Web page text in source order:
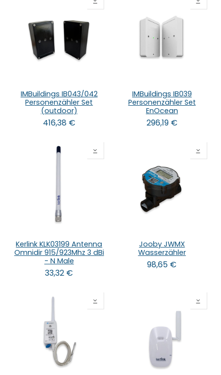
IMBuildings IB043/042
Personenzähler Set
(outdoor)
416,38€
IMBuildings IB039
Personenzähler Set
EnOcean
296,19€
Kerlink KLK03199 Antenna
Omnidir 915/923Mhz 3 dBi
- N Male
33,32 €
Jooby JWMX
Wasserzähler
98,65 €